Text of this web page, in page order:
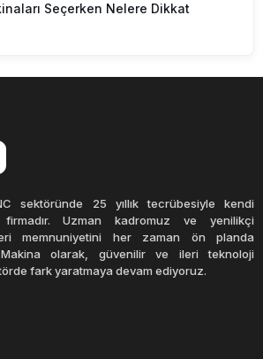
Seçerken Nelere Dikkat
sektöründe 25 yıllık tecrübesiyle kendi
Uzman kadromuz ve yenilikçi
memnuniyetini her zaman ön planda
olarak, güvenilir ve ileri teknoloji
fark yaratmaya devam ediyoruz.